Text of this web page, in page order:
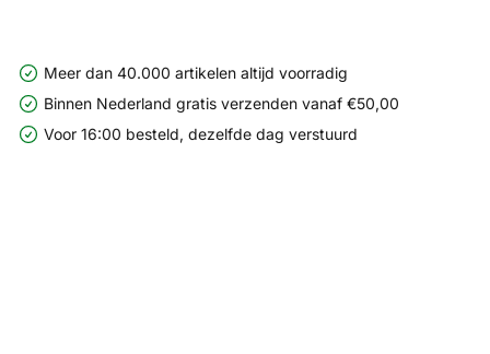
Meer dan 40.000 artikelen altijd voorradig
Binnen Nederland gratis verzenden vanaf €50,00
Voor 16:00 besteld, dezelfde dag verstuurd